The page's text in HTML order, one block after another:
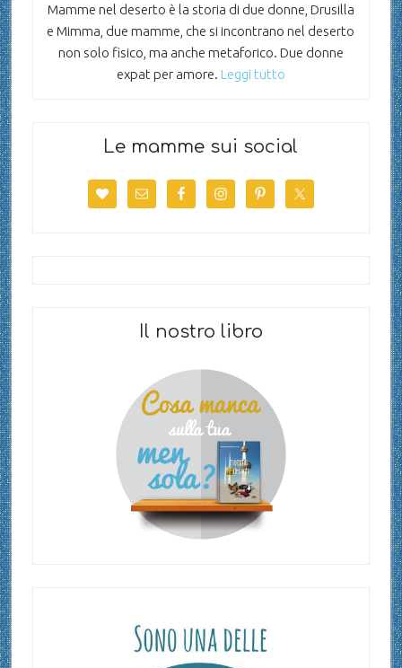
Mamme nel deserto è la storia di due donne, Drusilla
e Mimma, due mamme, che si incontrano nel deserto
non solo fisico, ma anche metaforico. Due donne
expat per amore. Leggi tutto
Le mamme sui social
Il nostro libro